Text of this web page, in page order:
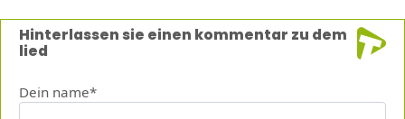
Hinterlassen sie einen kommentar zu dem
lied
Dein name*